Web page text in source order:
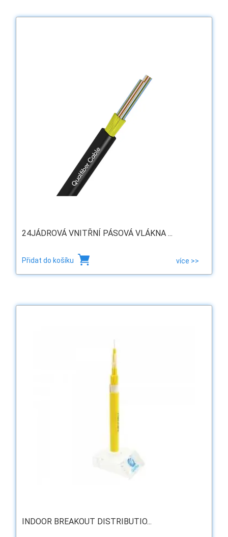
24JÁDROVÁ VNITŘNÍ PÁSOVÁ VLÁKNA ...
Přidat do košíku více >>
INDOOR BREAKOUT DISTRIBUTIO...